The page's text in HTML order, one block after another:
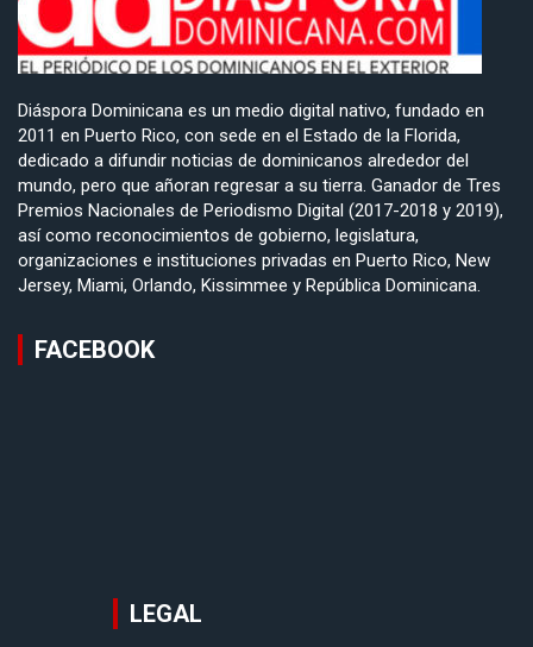
Diáspora Dominicana es un medio digital nativo, fundado en
2011 en Puerto Rico, con sede en el Estado de la Florida,
dedicado a difundir noticias de dominicanos alrededor del
mundo, pero que añoran regresar a su tierra. Ganador de Tres
Premios Nacionales de Periodismo Digital (2017-2018 y 2019),
así como reconocimientos de gobierno, legislatura,
organizaciones e instituciones privadas en Puerto Rico, New
Jersey, Miami, Orlando, Kissimmee y República Dominicana.
FACEBOOK
LEGAL